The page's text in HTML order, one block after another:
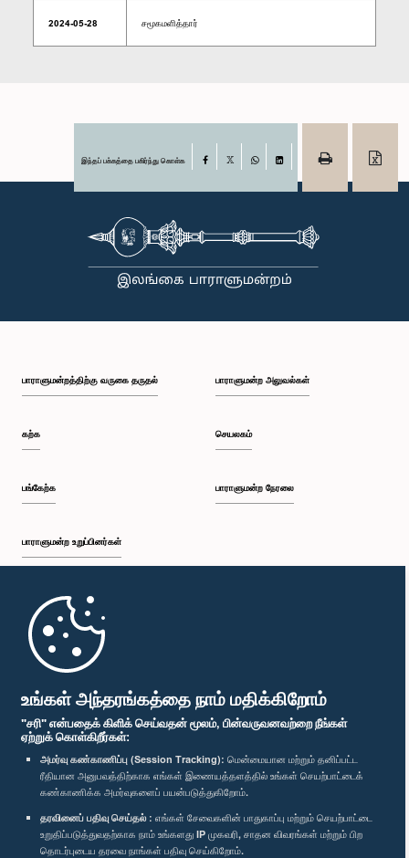
உங்கள் அந்தரங்கத்தை நாம் மதிக்கிறோம்
"சரி" என்பதைக் கிளிக் செய்வதன் மூலம், பின்வருவனவற்றை நீங்கள்
ஏற்றுக் கொள்கிறீர்கள்:
அமர்வு கண்காணிப்பு (Session Tracking): மென்மையான மற்றும் தனிப்பட்ட
ரீதியான அனுபவத்திற்காக எங்கள் இணையத்தளத்தில் உங்கள் செயற்பாட்டைக்
கண்காணிக்க அமர்வுகளைப் பயன்படுத்துகிறோம்.
தரவினைப் பதிவு செய்தல் : எங்கள் சேவைகளின் பாதுகாப்பு மற்றும் செயற்பாட்டை
உறுதிப்படுத்துவதற்காக நாம் உங்களது IP முகவரி, சாதன விவரங்கள் மற்றும் பிற
தொடர்புடைய தரவை நாங்கள் பதிவு செய்கிறோம்.
2024-05-28 சமூகமளித்தார்
இந்தப் பக்கத்தை பகிர்ந்து கொள்க Facebook
பாராளுமன்றத்திற்கு வருகை தருதல்
கற்க
பங்கேற்க
பாராளுமன்ற உறுப்பினர்கள்
முதற்பக்கம்
பாராளுமன்ற அலுவல்கள்
செயலகம்
பாராளுமன்ற நேரலை
பாராளுமன்ற கையடக்க செயலி
எம்மை பின்தொடர்க :
விருதுகள்